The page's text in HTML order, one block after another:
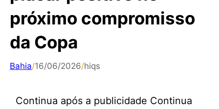
próximo compromisso
da Copa
Bahia/16/06/2026/hiqs
Continua após a publicidade Continua